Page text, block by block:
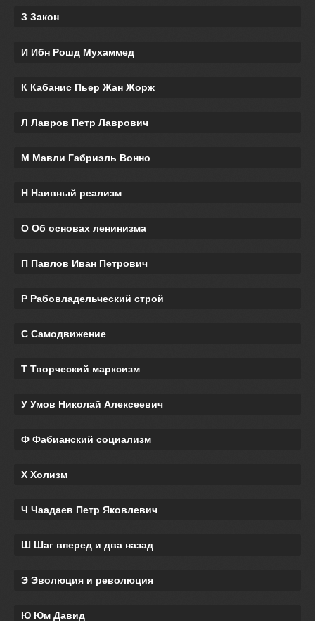
З Закон
И Ибн Рошд Мухаммед
К Кабанис Пьер Жан Жорж
Л Лавров Петр Лаврович
М Мавли Габриэль Вонно
Н Наивный реализм
О Об основах ленинизма
П Павлов Иван Петрович
Р Рабовладельческий строй
С Самодвижение
Т Творческий марксизм
У Умов Николай Алексеевич
Ф Фабианский социализм
Х Холизм
Ч Чаадаев Петр Яковлевич
Ш Шаг вперед и два назад
Э Эволюция и революция
Ю Юм Давид